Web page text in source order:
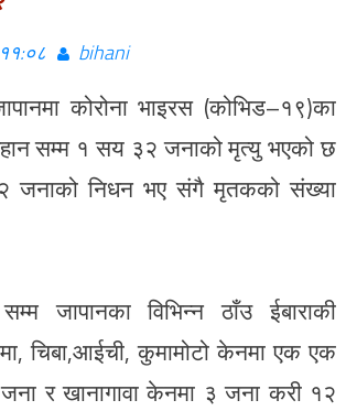
bihani
कोरोना भाइरस (कोभिड–१९)का
सम्म १ सय ३२ जनाको मृत्यु भएको छ
जनाको निधन भए संगै मृतकको संख्या
जापानका विभिन्न ठाँउ ईबाराकी
चिबा,आईची, कुमामोटो केनमा एक एक
र खानागावा केनमा ३ जना करी १२